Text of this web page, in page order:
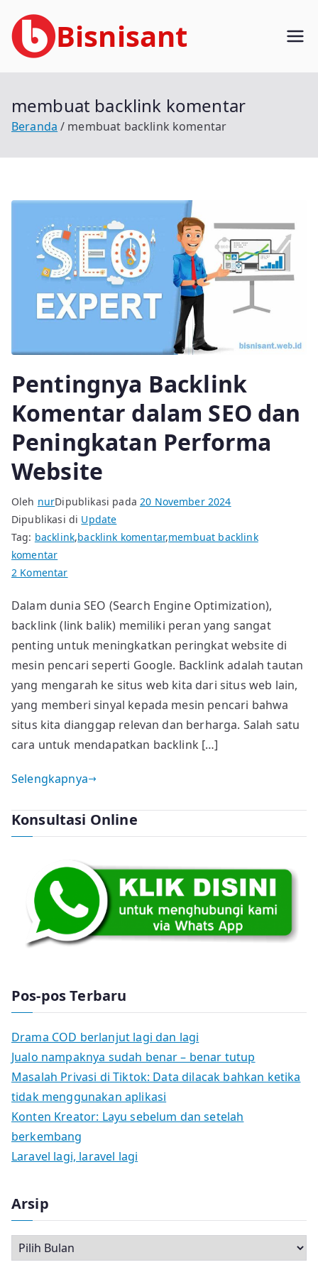
ke
konten
Bisnisant
membuat backlink komentar
Beranda membuat backlink komentar
Pentingnya Backlink
Komentar dalam SEO dan
Peningkatan Performa
Website
Oleh nurDipublikasi pada20 November 2024
Dipublikasi di Update
Tag: backlink,backlink komentar,membuat backlink
komentar
2 Komentarpada
Backlink
Komentar
dalam
SEO
Peningkatan
Performa
Website
Dalam dunia SEO (Search Engine Optimization),
backlink (link balik) memiliki peran yang sangat
penting untuk meningkatkan peringkat website di
mesin pencari seperti Google. Backlink adalah tautan
yang mengarah ke situs web kita dari situs web lain,
yang memberi sinyal kepada mesin pencari bahwa
situs kita dianggap relevan dan berharga. Salah satu
cara untuk mendapatkan backlink […]
Selengkapnya
Konsultasi Online
Pos-pos Terbaru
Drama COD berlanjut lagi dan lagi
Jualo nampaknya sudah benar – benar tutup
Masalah Privasi di Tiktok: Data dilacak bahkan ketika
tidak menggunakan aplikasi
Konten Kreator: Layu sebelum dan setelah
berkembang
Laravel lagi, laravel lagi
Arsip
r